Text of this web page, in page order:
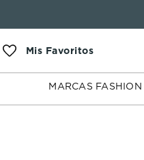
MARCAS FASHION
SUIZAS
FASHION